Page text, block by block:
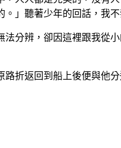
」聽著少年的回話，我
分辨，卻因這裡跟我從
返回到船上後便與他分